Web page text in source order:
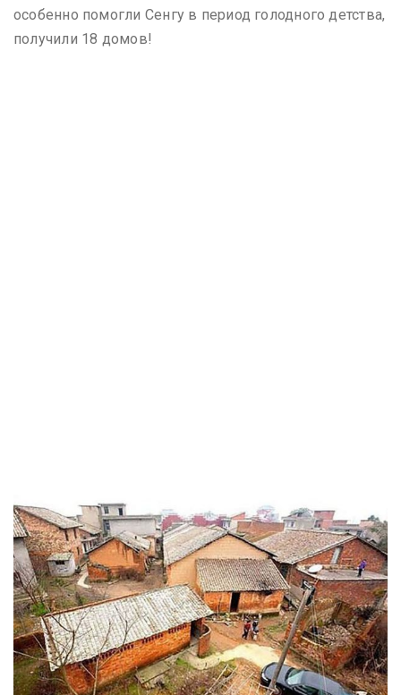
особенно помогли Сенгу в период голодного детства,
получили 18 домов!